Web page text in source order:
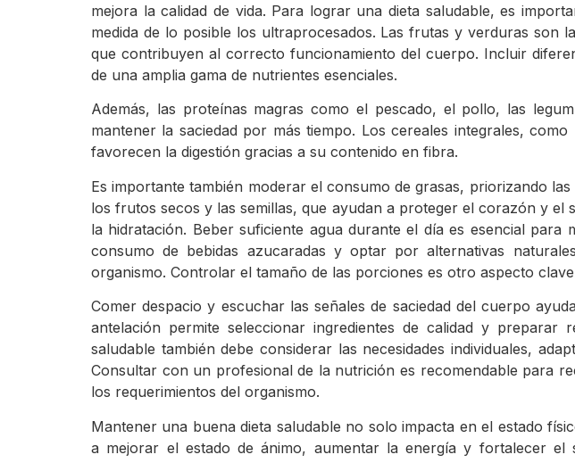
mejora la calidad de vida. Para lograr una dieta saludable, es
medida de lo posible los ultraprocesados. Las frutas y verduras son
que contribuyen al correcto funcionamiento del cuerpo. Incluir
de una amplia gama de nutrientes esenciales.
Además, las proteínas magras como el pescado, el pollo, las
mantener la saciedad por más tiempo. Los cereales integrales,
favorecen la digestión gracias a su contenido en fibra.
Es importante también moderar el consumo de grasas, priorizando
los frutos secos y las semillas, que ayudan a proteger el corazón y el
la hidratación. Beber suficiente agua durante el día es esencial
consumo de bebidas azucaradas y optar por alternativas
organismo. Controlar el tamaño de las porciones es otro aspecto
Comer despacio y escuchar las señales de saciedad del cuerpo
antelación permite seleccionar ingredientes de calidad y preparar
saludable también debe considerar las necesidades individuales,
Consultar con un profesional de la nutrición es recomendable para
los requerimientos del organismo.
Mantener una buena dieta saludable no solo impacta en el estado
a mejorar el estado de ánimo, aumentar la energía y fortalecer el